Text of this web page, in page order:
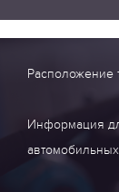
Расположение
Информация